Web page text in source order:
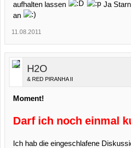
aufhalten lassen
Ja
an
11.08.2011
H2O
& RED PIRANHA II
Moment!
Darf ich noch einmal
Ich hab die eingeschlafene